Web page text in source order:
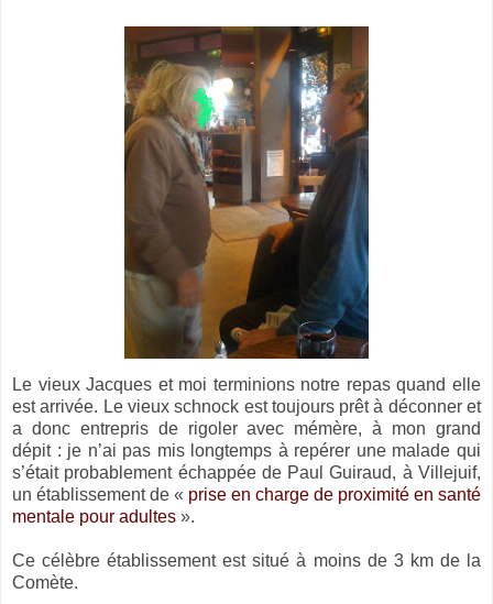
Le vieux Jacques et moi terminions notre repas quand elle
est arrivée. Le vieux schnock est toujours prêt à déconner et
a donc entrepris de rigoler avec mémère, à mon grand
dépit : je n’ai pas mis longtemps à repérer une malade qui
s’était probablement échappée de Paul Guiraud, à Villejuif,
un établissement de « prise en charge de proximité en santé
mentale pour adultes ».
Ce célèbre établissement est situé à moins de 3 km de la
Comète.